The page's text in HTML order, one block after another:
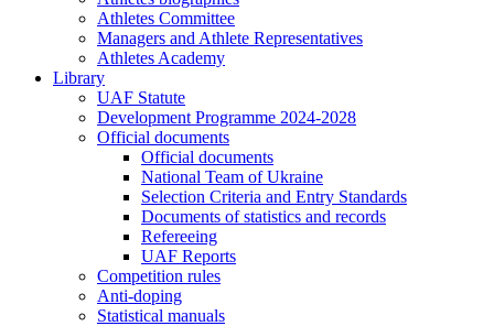
Athletes Committee
Managers and Athlete Representatives
Athletes Academy
Library
UAF Statute
Development Programme 2024-2028
Official documents
Official documents
National Team of Ukraine
Selection Criteria and Entry Standards
Documents of statistics and records
Refereeing
UAF Reports
Competition rules
Anti-doping
Statistical manuals